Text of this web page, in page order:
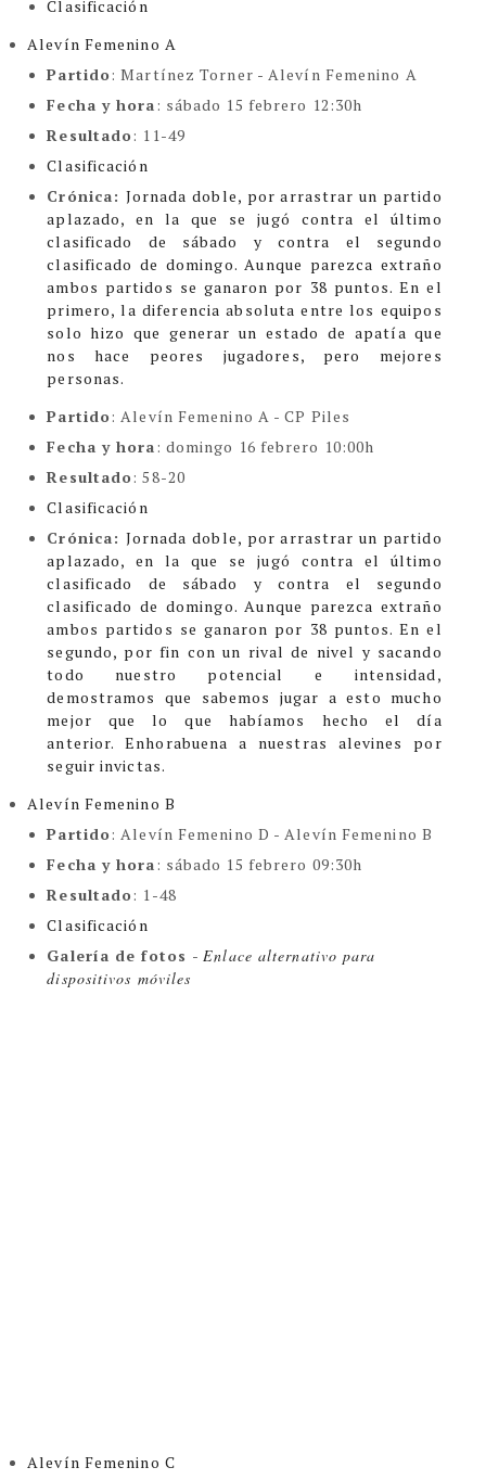
Clasificación
Alevín Femenino A
Partido: Martínez Torner - Alevín Femenino A
Fecha y hora: sábado 15 febrero 12:30h
Resultado: 11-49
Clasificación
Crónica: Jornada doble, por arrastrar un partido
aplazado, en la que se jugó contra el último
clasificado de sábado y contra el segundo
clasificado de domingo. Aunque parezca extraño
ambos partidos se ganaron por 38 puntos.En el
primero, la diferencia absoluta entre los equipos
solo hizo que generar un estado de apatía que
nos hace peores jugadores, pero mejores
personas.
Partido: Alevín Femenino A - CP Piles
Fecha y hora: domingo 16 febrero 10:00h
Resultado: 58-20
Clasificación
Crónica: Jornada doble, por arrastrar un partido
aplazado, en la que se jugó contra el último
clasificado de sábado y contra el segundo
clasificado de domingo. Aunque parezca extraño
ambos partidos se ganaron por 38 puntos.En el
segundo, por fin con un rival de nivel y sacando
todo nuestro potencial e intensidad,
demostramos que sabemos jugar a esto mucho
mejor que lo que habíamos hecho el día
anterior.Enhorabuena a nuestras alevines por
seguir invictas.
Alevín Femenino B
Partido: Alevín Femenino D - Alevín Femenino B
Fecha y hora: sábado 15 febrero 09:30h
Resultado: 1-48
Clasificación
Galería de fotos -Enlace alternativo para
dispositivos móviles
Alevín Femenino C